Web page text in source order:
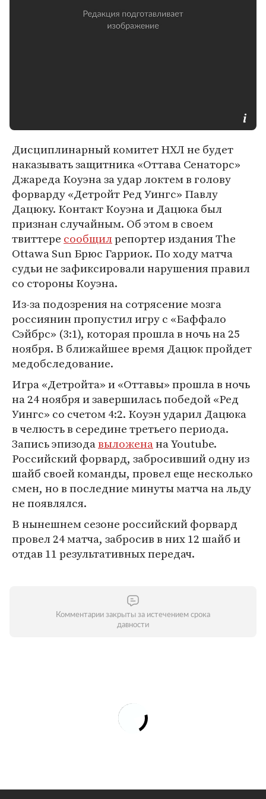
Дисциплинарный комитет НХЛ не будет
наказывать защитника «Оттава Сенаторс»
Джареда Коуэна за удар локтем в голову
форварду «Детройт Ред Уингс» Павлу
Дацюку. Контакт Коуэна и Дацюка был
признан случайным. Об этом в своем
твиттере сообщилрепортер издания The
Ottawa Sun Брюс Гарриок. По ходу матча
судьи не зафиксировали нарушения правил
со стороны Коуэна.
Из-за подозрения на сотрясение мозга
россиянин пропустил игру с «Баффало
Сэйбрс» (3:1), которая прошла в ночь на 25
ноября. В ближайшее время Дацюк пройдет
медобследование.
Игра «Детройта» и «Оттавы» прошла в ночь
на 24 ноября и завершилась победой «Ред
Уингс» со счетом 4:2. Коуэн ударил Дацюка
в челюсть в середине третьего периода.
Запись эпизодавыложенана Youtube.
Российский форвард, забросивший одну из
шайб своей команды, провел еще несколько
смен, но в последние минуты матча на льду
не появлялся.
В нынешнем сезоне российский форвард
провел 24 матча, забросив в них 12 шайб и
отдав 11 результативных передач.
Комментарии закрыты за истечением срока
давности